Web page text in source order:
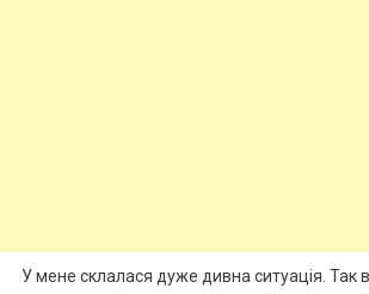
У мене склалася дуже дивна ситуація.